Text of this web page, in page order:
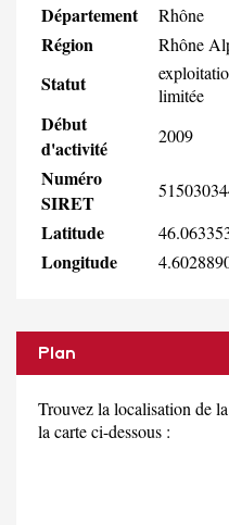
Département Rhône
Région Rhône
Statut
limitée
Début
d'activité
2009
Numéro
SIRET
Latitude
Longitude
Plan
Trouvez la localisation de
la carte ci-dessous :